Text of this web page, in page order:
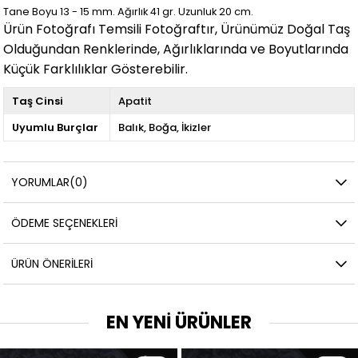
Tane Boyu 13 - 15 mm. Ağırlık 41 gr. Uzunluk 20 cm.
Ürün Fotoğrafı Temsili Fotoğraftır, Ürünümüz Doğal Taş
Olduğundan Renklerinde, Ağırlıklarında ve Boyutlarında
Küçük Farklılıklar Gösterebilir.
Taş Cinsi
Apatit
Uyumlu Burçlar
Balık Boğa İkizler
YORUMLAR(0)
ÖDEME SEÇENEKLERI
ÜRÜN ÖNERILERI
EN YENİ ÜRÜNLER